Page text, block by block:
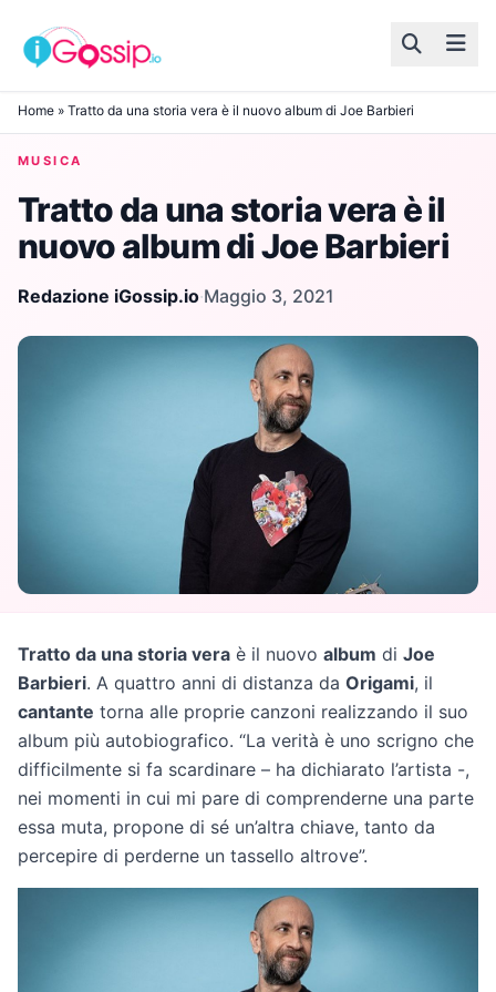
Skip to content
Home » Tratto da una storia vera è il nuovo album di Joe Barbieri
MUSICA
Tratto da una storia vera è il
nuovo album di Joe Barbieri
Redazione iGossip.io·Maggio 3, 2021
Tratto da una storia vera è il nuovo album di Joe
Barbieri. A quattro anni di distanza da Origami, il
cantante torna alle proprie canzoni realizzando il suo
album più autobiografico. “La verità è uno scrigno che
difficilmente si fa scardinare – ha dichiarato l’artista -,
nei momenti in cui mi pare di comprenderne una parte
essa muta, propone di sé un’altra chiave, tanto da
percepire di perderne un tassello altrove”.